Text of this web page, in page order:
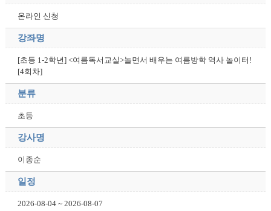
온라인 신청
강좌명
[초등 1-2학년] <여름독서교실>놀면서 배우는 여름방학 역사 놀이터!
[4회차]
분류
초등
강사명
이종순
일정
2026-08-04 ~ 2026-08-07